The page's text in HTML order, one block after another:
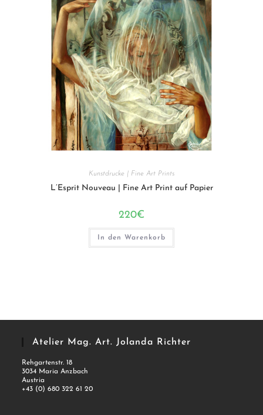
Kunstdrucke | Fine Art Prints
L’Esprit Nouveau | Fine Art Print auf Papier
220€
In den Warenkorb
Atelier Mag. Art. Jolanda Richter
Rehgartenstr. 18
3034 Maria Anzbach
Austria
+43 (0) 680 322 61 20